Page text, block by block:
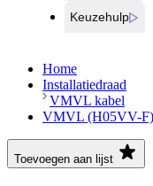
Keuzehulp
Home
Installatiedraad
VMVL kabel
VMVL (H05VV-F)
Toevoegen aan lijst